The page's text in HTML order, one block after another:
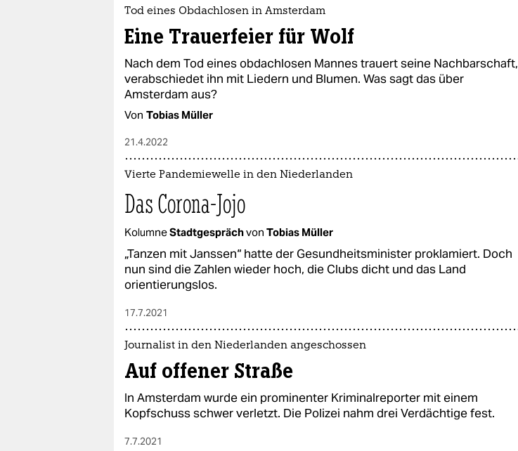
Tod eines Obdachlosen in Amsterdam
Eine Trauerfeier für Wolf
Nach dem Tod eines obdachlosen Mannes trauert seine Nachbarschaft,
verabschiedet ihn mit Liedern und Blumen. Was sagt das über
Amsterdam aus?
Von Tobias Müller
21.4.2022
Vierte Pandemiewelle in den Niederlanden
Das Corona-Jojo
KolumneStadtgesprächvon Tobias Müller
„Tanzen mit Janssen“ hatte der Gesundheitsminister proklamiert. Doch
nun sind die Zahlen wieder hoch, die Clubs dicht und das Land
orientierungslos.
17.7.2021
Journalist in den Niederlanden angeschossen
Auf offener Straße
In Amsterdam wurde ein prominenter Kriminalreporter mit einem
Kopfschuss schwer verletzt. Die Polizei nahm drei Verdächtige fest.
7.7.2021